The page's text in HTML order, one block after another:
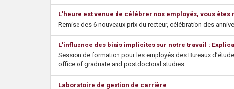
L'heure est venue de célébrer nos employés, vous êtes
Remise des 6 nouveaux prix du recteur, célébration des
L'influence des biais implicites sur notre travail :
Session de formation pour les employés des Bureaux
office of graduate and postdoctoral studies
Laboratoire de gestion de carrière